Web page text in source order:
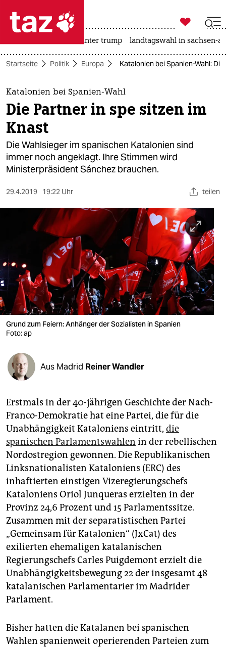
 taz zahl ich
taz zahl ich
themen
politik
öko
gesellschaft
sport
wahrheit
verlag
verlag
veranstaltungen
shop
fragen & hilfe
unterstützen
abo
genossenschaft
epaper login

taz zahl ich
usa unter trump landtagswahl in sachsen-
Startseite Politik Europa Katalonien bei Spanien-Wahl:
Katalonien bei Spanien-Wahl
Die Partner in spe sitzen im
Knast
Die Wahlsieger im spanischen Katalonien sind
immer noch angeklagt. Ihre Stimmen wird
Ministerpräsident Sánchez brauchen.
29.4.2019 19:22 Uhr teilen
Grund zum Feiern: Anhänger der Sozialisten in Spanien
Foto: ap
Aus Madrid Reiner Wandler
Erstmals in der 40-jährigen Geschichte der Nach-
Franco-Demokratie hat eine Partei, die für die
Unabhängigkeit Kataloniens eintritt, die
spanischen Parlamentswahlen in der rebellischen
Nordostregion gewonnen. Die Republikanischen
Linksnationalisten Kataloniens (ERC) des
inhaftierten einstigen Vizeregierungschefs
Kataloniens Oriol Junqueras erzielten in der
Provinz 24,6 Prozent und 15 Parlamentssitze.
Zusammen mit der separatistischen Partei
„Gemeinsam für Katalonien“ (JxCat) des
exilierten ehemaligen katalanischen
Regierungschefs Carles Puigdemont erzielt die
Unabhängigkeitsbewegung 22 der insgesamt 48
katalanischen Parlamentarier im Madrider
Parlament.
Bisher hatten die Katalanen bei spanischen
Wahlen spanienweit operierenden Parteien zum